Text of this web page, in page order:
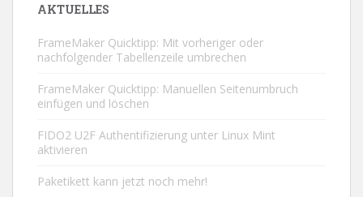
AKTUELLES
FrameMaker Quicktipp: Mit vorheriger oder
nachfolgender Tabellenzeile umbrechen
FrameMaker Quicktipp: Manuellen Seitenumbruch
einfügen und löschen
FIDO2 U2F Authentifizierung unter Linux Mint
aktivieren
Paketikett kann jetzt noch mehr!